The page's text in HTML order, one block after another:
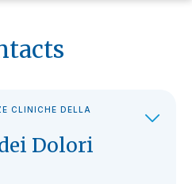
CLINICHE DELLA
Dolori